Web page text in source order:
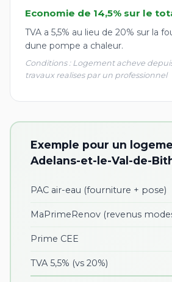
Economie de 14,5% sur le
TVA a 5,5% au lieu de 20% sur la
dune pompe a chaleur.
Conditions : Logement acheve
travaux realises par un professionnel
Exemple pour un
Adelans-et-le-Val-de-
PAC air-eau (fourniture + pose)
MaPrimeRenov (revenus
Prime CEE
TVA 5,5% (vs 20%)